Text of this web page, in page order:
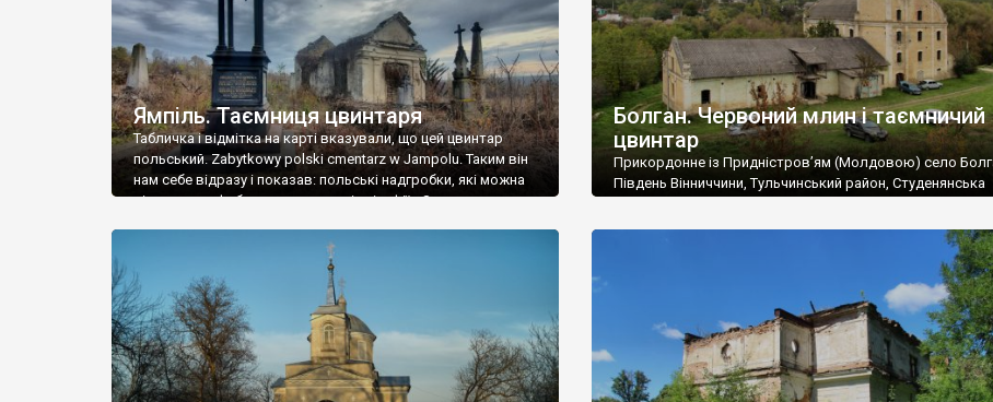
Ямпіль. Таємниця цвинтаря
Табличка і відмітка на карті вказували, що цей цвинтар
польський. Zabytkowy polski cmentarz w Jampolu. Таким він
нам себе відразу і показав: польські надгробки, які можна
віднести до фабричних, польські епітафії… Загалом цвинтар
виявилося більше семи гектарів. Перше враження про
абсолютну звичайність польського цвинтаря виявилося
оманливим – […]
Болган. Червоний млин і таємничий
цвинтар
Прикордонне із Придністров’ям (Молдовою) село
Південь Вінниччини, Тульчинський район, Студенянська
старовинний цвинтар із кам’яними хрестами. Всі
збереглися, написані кирилицею,
мовою. За всіма традиційними ознаками – цвинтар
український. Хрести датуються 19 століттям. У 1924-
роках Болган […]